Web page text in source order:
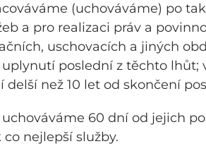
(uchováváme) po
a pro realizaci práv a
uschovacích a jiných
poslední z těchto
než 10 let od skončení
60 dní od jejich
nejlepší služby.